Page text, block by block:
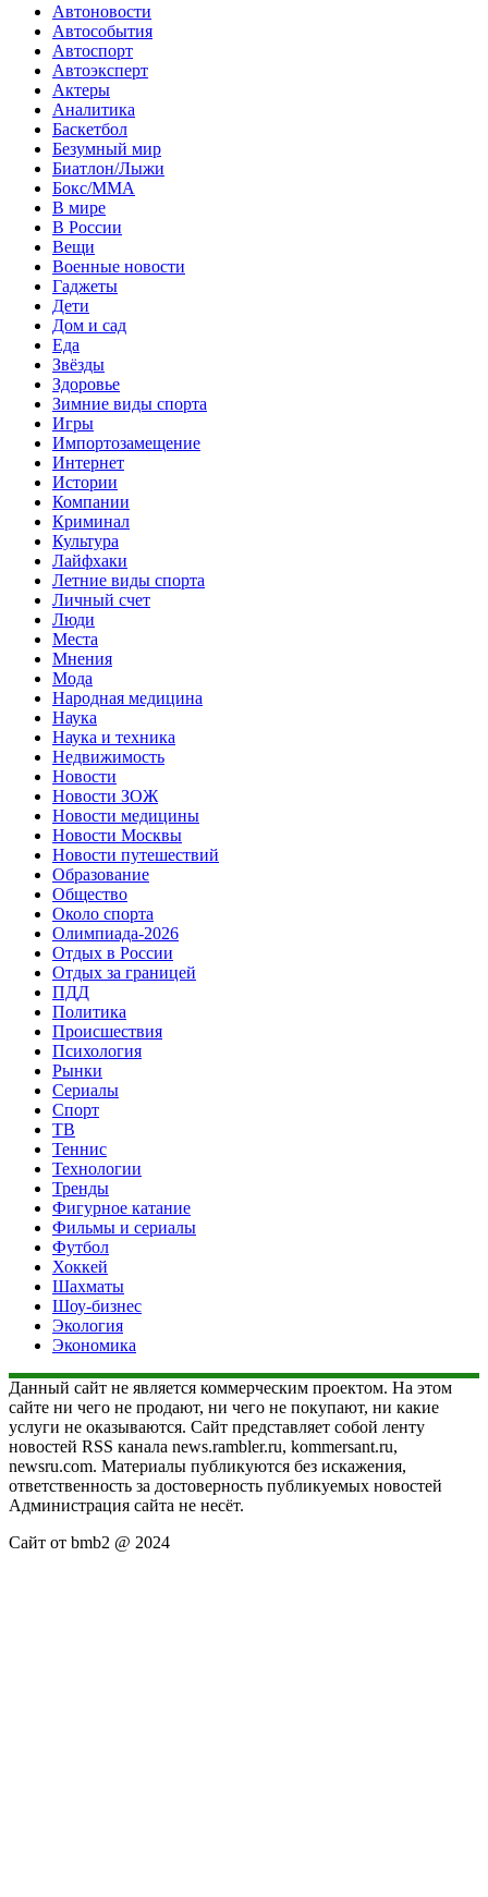
Автоновости
Автособытия
Автоспорт
Автоэксперт
Актеры
Аналитика
Баскетбол
Безумный мир
Биатлон/Лыжи
Бокс/MMA
В мире
В России
Вещи
Военные новости
Гаджеты
Дети
Дом и сад
Еда
Звёзды
Здоровье
Зимние виды спорта
Игры
Импортозамещение
Интернет
Истории
Компании
Криминал
Культура
Лайфхаки
Летние виды спорта
Личный счет
Люди
Места
Мнения
Мода
Народная медицина
Наука
Наука и техника
Недвижимость
Новости
Новости ЗОЖ
Новости медицины
Новости Москвы
Новости путешествий
Образование
Общество
Около спорта
Олимпиада-2026
Отдых в России
Отдых за границей
ПДД
Политика
Происшествия
Психология
Рынки
Сериалы
Спорт
ТВ
Теннис
Технологии
Тренды
Фигурное катание
Фильмы и сериалы
Футбол
Хоккей
Шахматы
Шоу-бизнес
Экология
Экономика
Данный сайт не является коммерческим проектом. На этом
сайте ни чего не продают, ни чего не покупают, ни какие
услуги не оказываются. Сайт представляет собой ленту
новостей RSS канала news.rambler.ru, kommersant.ru,
newsru.com. Материалы публикуются без искажения,
ответственность за достоверность публикуемых новостей
Администрация сайта не несёт.
Сайт от bmb2 @ 2024